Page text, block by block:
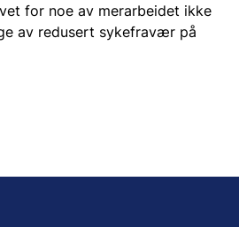
for noe av merarbeidet ikke
av redusert sykefravær på